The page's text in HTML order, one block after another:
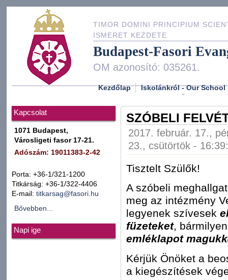
TIMOR DOMINI PRINCIPIUM
ISMERET KEZDETE
Budapest-Fasori
OM azonosító: 035261.
Kezdőlap Iskolánkról - Our School
Kapcsolat
1071 Budapest,
Városligeti fasor 17-21.
Adószám: 19011383-2-42
Porta: +36-1/321-1200
Titkárság: +36-1/322-4406
E-mail: titkarsag@fasori.hu
Bővebben...
Napi ige
SZÓBELI
2017. február. 17.,
23., csütörtök -
Tisztelt Szülők!
A szóbeli
meg az intézmény
legyenek szívesek
füzeteket,
emléklapot
Kérjük Önöket a
a kiegészítések